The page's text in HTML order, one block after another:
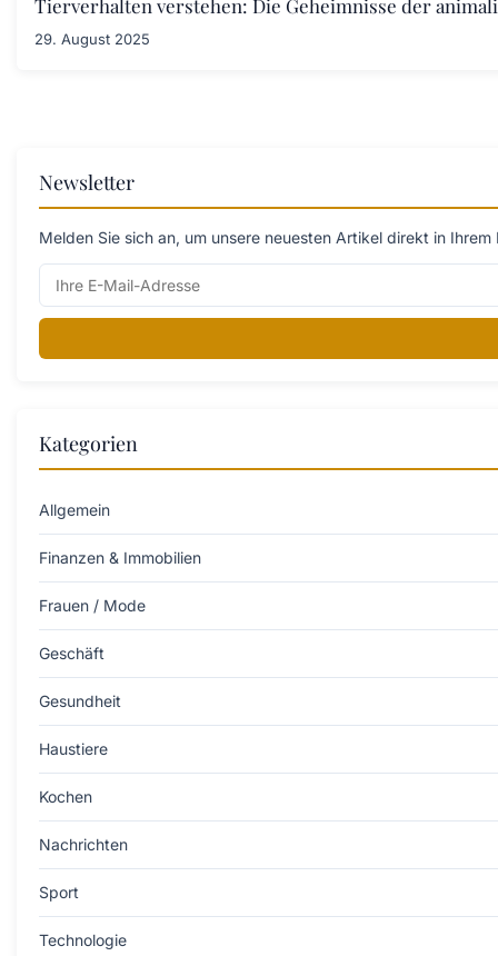
Tierverhalten verstehen: Die Geheimnisse der
29. August 2025
Newsletter
Melden Sie sich an, um unsere neuesten Artikel direkt in
Kategorien
Allgemein
Finanzen & Immobilien
Frauen / Mode
Geschäft
Gesundheit
Haustiere
Kochen
Nachrichten
Sport
Technologie